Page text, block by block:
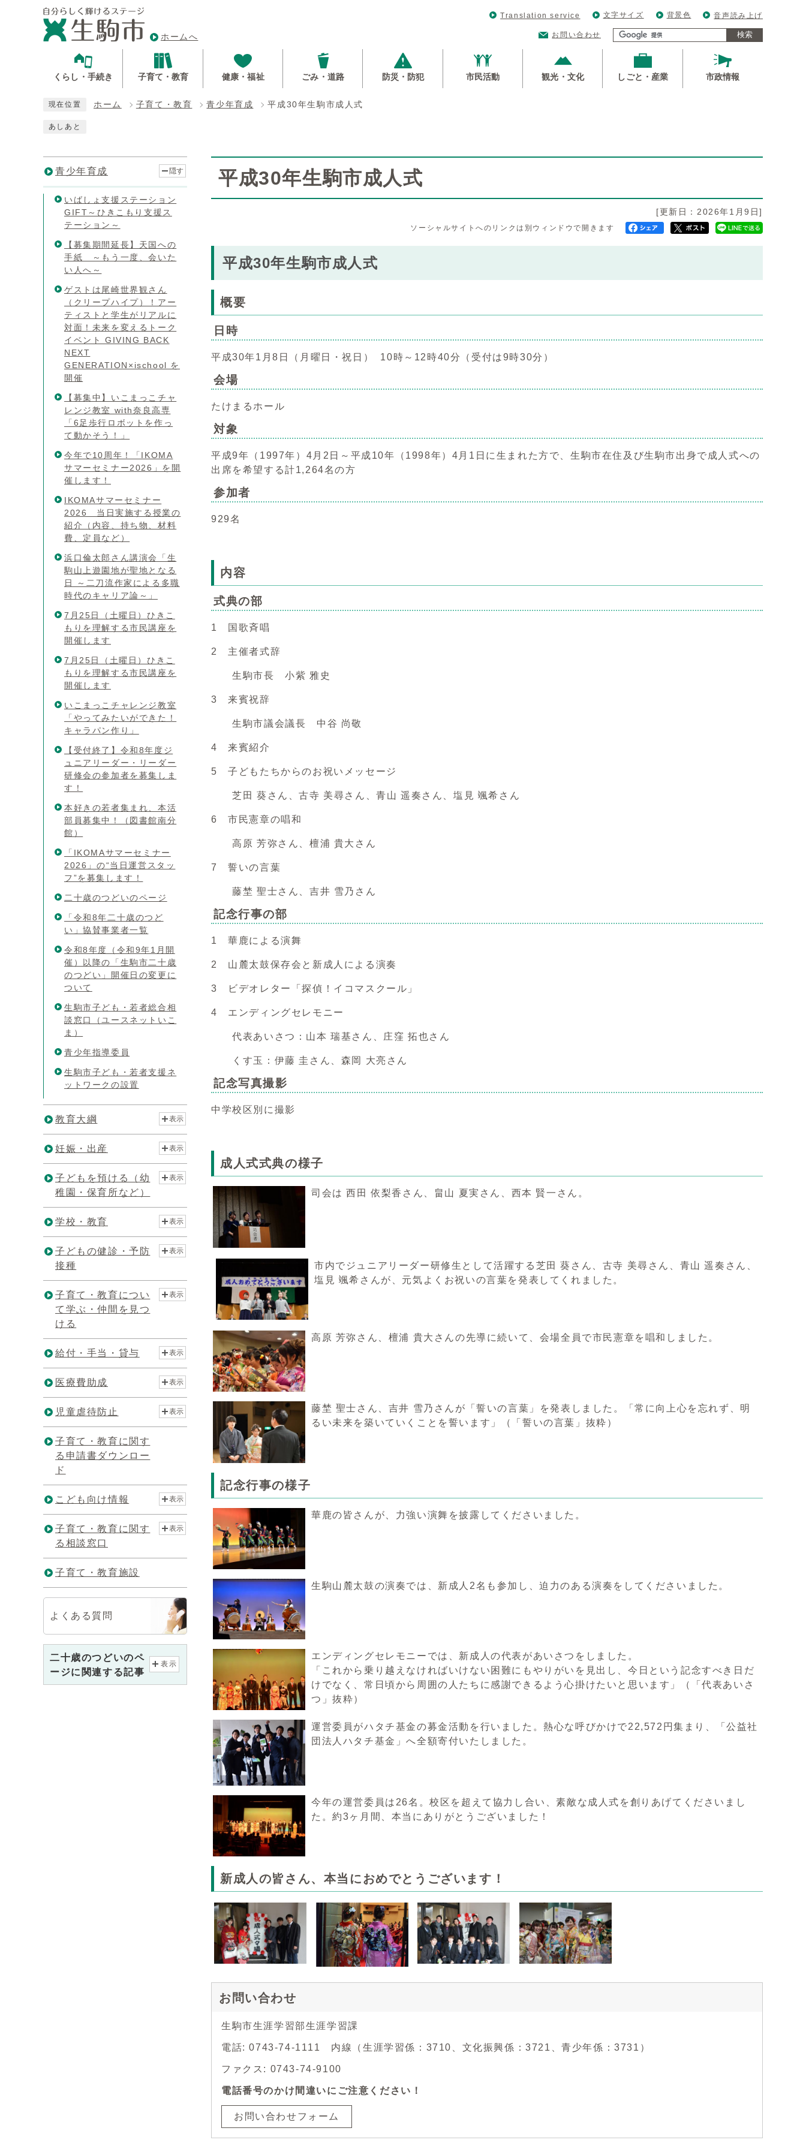
ホームへ
Translation service 文字サイズ 背景色 音声読み上げ
お問い合わせ 検索
くらし・手続き 子育て・教育 健康・福祉 ごみ・道路 防災・防犯 市民活動 観光・文化 しごと・産業 市政情報
現在位置 ホーム 子育て・教育 青少年育成 平成30年生駒市成人式
あしあと
平成30年生駒市成人式
[更新日：2026年1月9日]
ソーシャルサイトへのリンクは別ウィンドウで開きます
平成30年生駒市成人式
概要
日時
平成30年1月8日（月曜日・祝日） 10時～12時40分（受付は9時30分）
会場
たけまるホール
対象
平成9年（1997年）4月2日～平成10年（1998年）4月1日に生まれた方で、生駒市在住及び生駒市出身で成人式への
出席を希望する計1,264名の方
参加者
929名
内容
式典の部
1 国歌斉唱
2 主催者式辞
生駒市長 小紫 雅史
3 来賓祝辞
生駒市議会議長 中谷 尚敬
4 来賓紹介
5 子どもたちからのお祝いメッセージ
芝田 葵さん、古寺 美尋さん、青山 遥奏さん、塩見 颯希さん
6 市民憲章の唱和
高原 芳弥さん、檀浦 貴大さん
7 誓いの言葉
藤埜 聖士さん、吉井 雪乃さん
記念行事の部
1 華鹿による演舞
2 山麓太鼓保存会と新成人による演奏
3 ビデオレター「探偵！イコマスクール」
4 エンディングセレモニー
代表あいさつ：山本 瑞基さん、庄窪 拓也さん
くす玉：伊藤 圭さん、森岡 大亮さん
記念写真撮影
中学校区別に撮影
成人式式典の様子
司会は 西田 依梨香さん、畠山 夏実さん、西本 賢一さん。
市内でジュニアリーダー研修生として活躍する芝田 葵さん、古寺 美尋さん、青山 遥奏さん、
塩見 颯希さんが、元気よくお祝いの言葉を発表してくれました。
高原 芳弥さん、檀浦 貴大さんの先導に続いて、会場全員で市民憲章を唱和しました。
藤埜 聖士さん、吉井 雪乃さんが「誓いの言葉」を発表しました。「常に向上心を忘れず、明
るい未来を築いていくことを誓います」（「誓いの言葉」抜粋）
記念行事の様子
華鹿の皆さんが、力強い演舞を披露してくださいました。
生駒山麓太鼓の演奏では、新成人2名も参加し、迫力のある演奏をしてくださいました。
エンディングセレモニーでは、新成人の代表があいさつをしました。
「これから乗り越えなければいけない困難にもやりがいを見出し、今日という記念すべき日だ
けでなく、常日頃から周囲の人たちに感謝できるよう心掛けたいと思います」（「代表あいさ
つ」抜粋）
運営委員がハタチ基金の募金活動を行いました。熱心な呼びかけで22,572円集まり、「公益社
団法人ハタチ基金」へ全額寄付いたしました。
今年の運営委員は26名。校区を超えて協力し合い、素敵な成人式を創りあげてくださいまし
た。約3ヶ月間、本当にありがとうございました！
新成人の皆さん、本当におめでとうございます！
お問い合わせ
生駒市生涯学習部生涯学習課
電話: 0743-74-1111 内線（生涯学習係：3710、文化振興係：3721、青少年係：3731）
ファクス: 0743-74-9100
電話番号のかけ間違いにご注意ください！
お問い合わせフォーム
青少年育成 隠す
いばしょ支援ステーション
GIFT～ひきこもり支援ス
テーション～
【募集期間延長】天国への
手紙 ～もう一度、会いた
い人へ～
ゲストは尾崎世界観さん
（クリープハイプ）！アー
ティストと学生がリアルに
対面！未来を変えるトーク
イベント GIVING BACK
NEXT
GENERATION×ischool を
開催
【募集中】いこまっこチャ
レンジ教室 with奈良高専
「6足歩行ロボットを作っ
て動かそう！」
今年で10周年！「IKOMA
サマーセミナー2026」を開
催します！
IKOMAサマーセミナー
2026 当日実施する授業の
紹介（内容、持ち物、材料
費、定員など）
浜口倫太郎さん講演会「生
駒山上遊園地が聖地となる
日 ～二刀流作家による多職
時代のキャリア論～」
7月25日（土曜日）ひきこ
もりを理解する市民講座を
開催します
7月25日（土曜日）ひきこ
もりを理解する市民講座を
開催します
いこまっこチャレンジ教室
「やってみたいができた！
キャラパン作り」
【受付終了】令和8年度ジ
ュニアリーダー・リーダー
研修会の参加者を募集しま
す！
本好きの若者集まれ、本活
部員募集中！（図書館南分
館）
「IKOMAサマーセミナー
2026」の“当日運営スタッ
フ”を募集します！
二十歳のつどいのページ
「令和8年二十歳のつど
い」協賛事業者一覧
令和8年度（令和9年1月開
催）以降の「生駒市二十歳
のつどい」開催日の変更に
ついて
生駒市子ども・若者総合相
談窓口（ユースネットいこ
ま）
青少年指導委員
生駒市子ども・若者支援ネ
ットワークの設置
教育大綱 表示
妊娠・出産 表示
子どもを預ける（幼
稚園・保育所など）
表示
学校・教育 表示
子どもの健診・予防
接種
表示
子育て・教育につい
て学ぶ・仲間を見つ
ける
表示
給付・手当・貸与 表示
医療費助成 表示
児童虐待防止 表示
子育て・教育に関す
る申請書ダウンロー
ド
こども向け情報 表示
子育て・教育に関す
る相談窓口
表示
子育て・教育施設
よくある質問
二十歳のつどいのペ
ージに関連する記事
表示